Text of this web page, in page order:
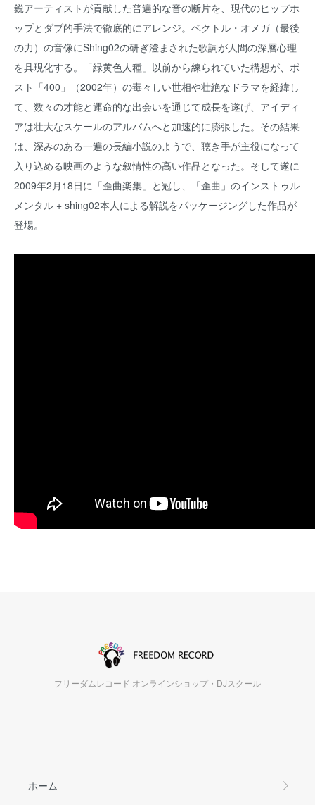
鋭アーティストが貢献した普遍的な音の断片を、現代のヒップホ
ップとダブ的手法で徹底的にアレンジ。ベクトル・オメガ（最後
の力）の音像にShing02の研ぎ澄まされた歌詞が人間の深層心理
を具現化する。「緑黄色人種」以前から練られていた構想が、ポ
スト「400」（2002年）の毒々しい世相や壮絶なドラマを経緯し
て、数々の才能と運命的な出会いを通じて成長を遂げ、アイディ
アは壮大なスケールのアルバムへと加速的に膨張した。その結果
は、深みのある一遍の長編小説のようで、聴き手が主役になって
入り込める映画のような叙情性の高い作品となった。そして遂に
2009年2月18日に「歪曲楽集」と冠し、「歪曲」のインストゥル
メンタル + shing02本人による解説をパッケージングした作品が
登場。
フリーダムレコード オンラインショップ・DJスクール
ホーム